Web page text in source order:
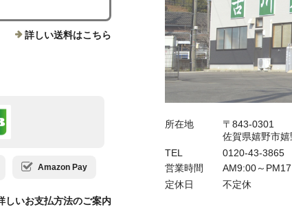
詳しい送料はこちら
Amazon Pay
しいお支払方法のご案内
所在地
〒843-0301
佐賀県嬉野市
TEL
0120-43-3865
営業時間
AM9:00～
定休日
不定休